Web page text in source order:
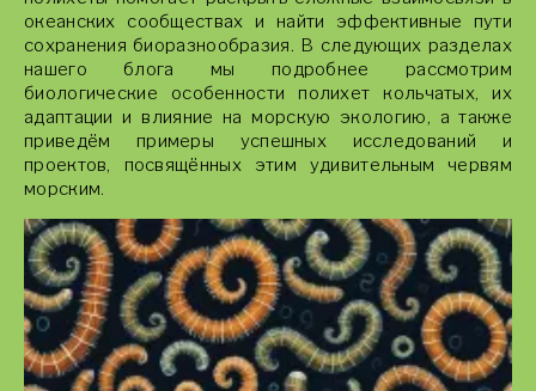
океанских сообществах и найти эффективные пути
сохранения биоразнообразия. В следующих разделах
нашего блога мы подробнее рассмотрим
биологические особенности полихет кольчатых, их
адаптации и влияние на морскую экологию, а также
приведём примеры успешных исследований и
проектов, посвящённых этим удивительным червям
морским.